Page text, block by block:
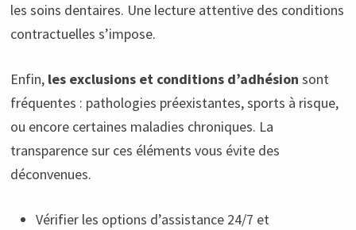
les soins dentaires. Une lecture attentive des conditions
contractuelles s’impose.
Enfin, les exclusions et conditions d’adhésion sont
fréquentes : pathologies préexistantes, sports à risque,
ou encore certaines maladies chroniques. La
transparence sur ces éléments vous évite des
déconvenues.
Vérifier les options d’assistance 24/7 et